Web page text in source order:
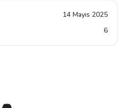
14 Mayıs 2025
6